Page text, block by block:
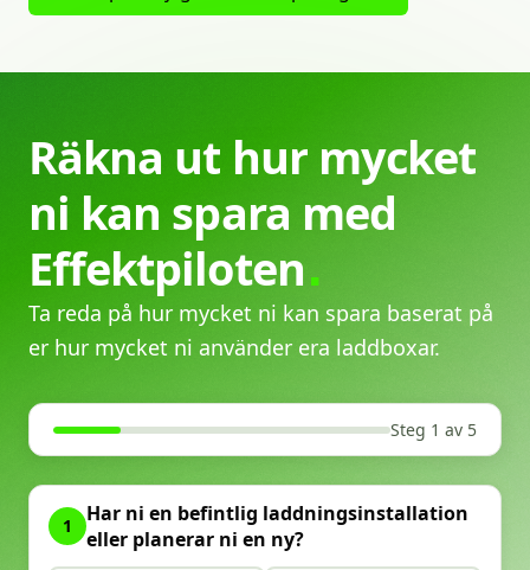
Räkna ut hur mycket
ni kan spara med
Effektpiloten
Ta reda på hur mycket ni kan spara baserat på
er hur mycket ni använder era laddboxar.
Steg 1 av 5
1
Har ni en befintlig laddningsinstallation
eller planerar ni en ny?